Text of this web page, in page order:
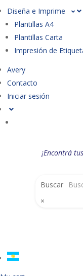
Diseña e Imprime
Plantillas A4
Plantillas Carta
Impresión de
Avery
Contacto
Iniciar sesión
¡Encontrá
Buscar
×